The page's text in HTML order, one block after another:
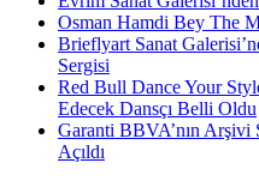
Osman Hamdi Bey The
Brieflyart Sanat
Sergisi
Red Bull Dance Your
Edecek Dansçı Belli Oldu
Garanti BBVA’nın Arşivi
Açıldı